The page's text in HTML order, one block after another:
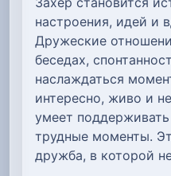
настроения, идей и
Дружеские
беседах,
наслаждаться
интересно, живо и
умеет
трудные моменты.
дружба, в которой